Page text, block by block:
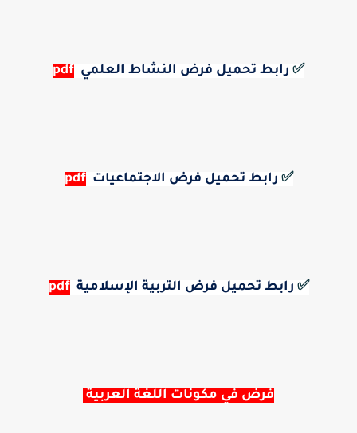
✅ رابط تحميل فرض النشاط العلمي pdf
✅ رابط تحميل فرض الاجتماعيات pdf
✅ رابط تحميل فرض التربية الإسلامية pdf
فرض في مكونات اللغة العربية